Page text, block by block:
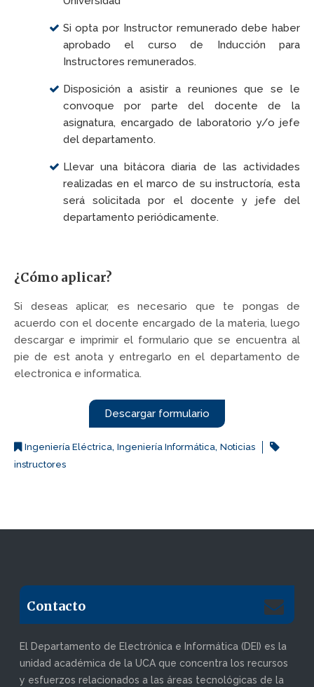
Si opta por Instructor remunerado debe haber
aprobado el curso de Inducción para
Instructores remunerados.
Disposición a asistir a reuniones que se le
convoque por parte del docente de la
asignatura, encargado de laboratorio y/o jefe
del departamento.
Llevar una bitácora diaria de las actividades
realizadas en el marco de su instructoría, esta
será solicitada por el docente y jefe del
departamento periódicamente.
¿Cómo aplicar?
Si deseas aplicar, es necesario que te pongas de
acuerdo con el docente encargado de la materia, luego
descargar e imprimir el formulario que se encuentra al
pie de est anota y entregarlo en el departamento de
electronica e informatica.
Descargar formulario
Ingeniería Eléctrica, Ingeniería Informática, Noticias
instructores
Contacto
El Departamento de Electrónica e Informática (DEI) es la
unidad académica de la UCA que concentra los recursos
y esfuerzos relacionados a las áreas tecnológicas de la